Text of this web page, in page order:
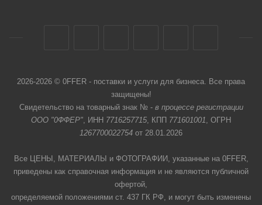
2026-2026 © 0FFER - поставки и услуги для бизнеса. Все права
защищены!
Свидетельство на товарный знак № - в процессе регистрации
ООО "0ФФЕР", ИНН 7716257715, КПП 771601001, ОГРН
1267700022754 от 28.01.2026
Все ЦЕНЫ, МАТЕРИАЛЫ и ФОТОГРАФИИ, указанные на 0FFER,
приведены как справочная информация и не являются публичной
офертой,
определяемой положениями ст. 437 ГК РФ, и могут быть изменены